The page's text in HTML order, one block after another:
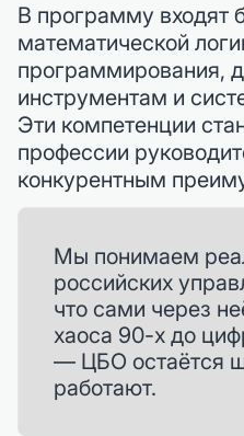
В программу входят
математической
программирования,
инструментам и
Эти компетенции
профессии
конкурентным
Мы понимаем
российских
что сами через
хаоса 90-х до
— ЦБО остаётся
работают.